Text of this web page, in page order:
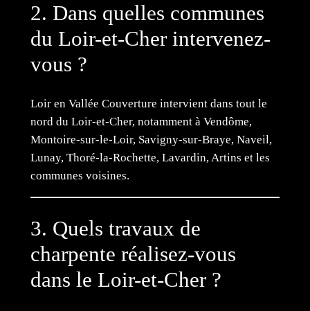
2. Dans quelles communes
du Loir-et-Cher intervenez-
vous ?
Loir en Vallée Couverture intervient dans tout le
nord du Loir-et-Cher, notamment à Vendôme,
Montoire-sur-le-Loir, Savigny-sur-Braye, Naveil,
Lunay, Thoré-la-Rochette, Lavardin, Artins et les
communes voisines.
3. Quels travaux de
charpente réalisez-vous
dans le Loir-et-Cher ?